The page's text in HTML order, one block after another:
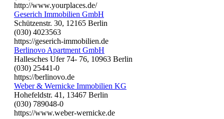
http://www.yourplaces.de/
Geserich Immobilien GmbH
Schützenstr. 30, 12165 Berlin
(030) 4023563
https://geserich-immobilien.de
Berlinovo Apartment GmbH
Hallesches Ufer 74- 76, 10963 Berlin
(030) 25441-0
https://berlinovo.de
Weber & Wernicke Immobilien KG
Hohefeldstr. 41, 13467 Berlin
(030) 789048-0
https://www.weber-wernicke.de